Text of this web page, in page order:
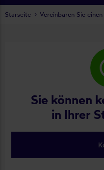
Sie können
in Ihrer
Starseite Vereinbaren Sie